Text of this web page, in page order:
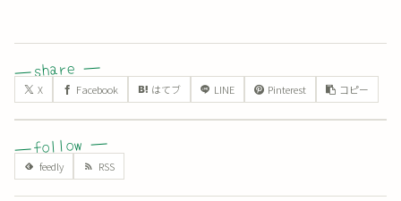
X Facebook はてブ LINE Pinterest コピー